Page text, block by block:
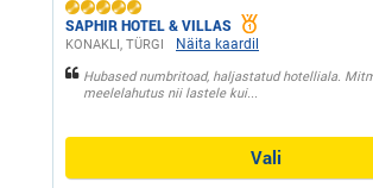
SAPHIR HOTEL & VILLAS
KONAKLI, ТÜRGI Näita kaardil
Hubased numbritoad, haljastatud hotelliala.
meelelahutus nii lastele kui...
Vali